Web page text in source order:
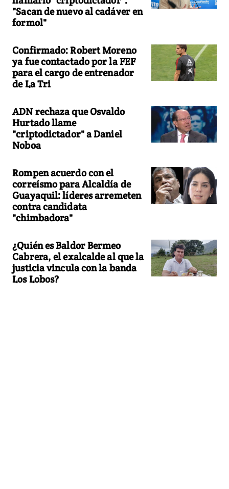
"Sacan de nuevo al cadáver en
formol"
Confirmado: Robert Moreno
ya fue contactado por la FEF
para el cargo de entrenador
de La Tri
ADN rechaza que Osvaldo
Hurtado llame
"criptodictador" a Daniel
Noboa
Rompen acuerdo con el
correísmo para Alcaldía de
Guayaquil: líderes arremeten
contra candidata
"chimbadora"
¿Quién es Baldor Bermeo
Cabrera, el exalcalde al que la
justicia vincula con la banda
Los Lobos?